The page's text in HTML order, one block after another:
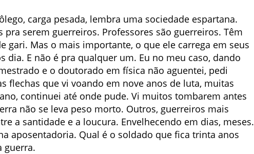
carga pesada, lembra uma sociedade espartana.
serem guerreiros. Professores são guerreiros. Têm
gari. Mas o mais importante, o que ele carrega em seus
dia. E não é pra qualquer um. Eu no meu caso, dando
e o doutorado em física não aguentei, pedi
flechas que vi voando em nove anos de luta, muitas
continuei até onde pude. Vi muitos tombarem antes
não se leva peso morto. Outros, guerreiros mais
a santidade e a loucura. Envelhecendo em dias, meses.
aposentadoria. Qual é o soldado que fica trinta anos
guerra.